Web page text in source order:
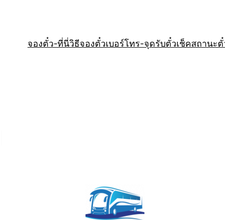
จองตั๋ว-ที่นี่วิธีจองตั๋วเบอร์โทร-จุดรับตั๋วเช็คสถานะตั๋